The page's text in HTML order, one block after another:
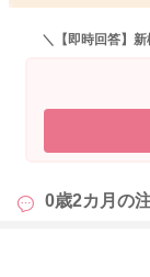
担が大きくなっ
ので、寝るまで
り、どのように
得できるように
てくると思いま
お子さんに合っ
す。抱っこだと
りが浅くなって
＼【即時回答】
0歳2カ月の